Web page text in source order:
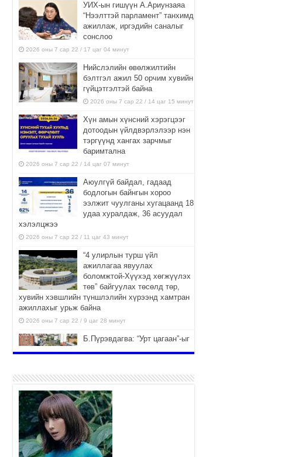
УИХ-ын гишүүн А.Ариунзаяа
“Нээлттэй парламент” танхимд
ажиллаж, иргэдийн саналыг
сонслоо
2026 оны 7 сар 22 / 17 цаг 04 минут
Нийслэлийн өвөлжилтийн
бэлтгэл ажил 50 орчим хувийн
гүйцэтгэлтэй байна
2026 оны 7 сар 22 / 14 цаг 15 минут
Хүн амын хүнсний хэрэгцээг
дотоодын үйлдвэрлэлээр нэн
тэргүүнд хангах зарчмыг
баримтална
2026 оны 7 сар 22 / 14 цаг 07 минут
Аюулгүй байдал, гадаад
бодлогын байнгын хороо
ээлжит чуулганы хугацаанд 18
удаа хуралдаж, 36 асуудал
хэлэлцжээ
2026 оны 7 сар 22 / 11 цаг 43 минут
“4 улирлын турш үйл
ажиллагаа явуулах
боломжтой-Хүүхэд хөгжүүлэх
төв” байгуулах төсөлд төр,
хувийн хэвшлийн түншлэлийн хүрээнд хамтран
ажиллахыг урьж байна
2026 оны 7 сар 22 / 9 цаг 28 минут
Б.Пүрэвдагва: “Урт цагаан”-ыг
2026 оны 7 сар 21 / 16 цаг 47 минут
Тусгай замын автобус /BRT/
төслийн удирдах хорооны
ээлжит хуралдаан боллоо
2026 оны 7 сар 21 / 16 цаг 43 минут
Ерөнхий сайд Н.Учрал БНХАУ-